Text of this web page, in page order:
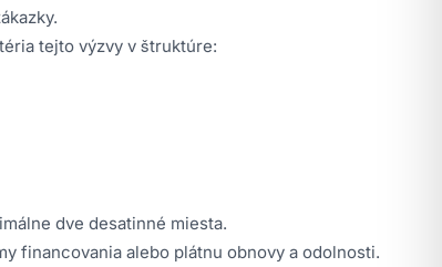
tejto výzvy v štruktúre:
dve desatinné miesta.
financovania alebo plátnu obnovy a odolnosti.